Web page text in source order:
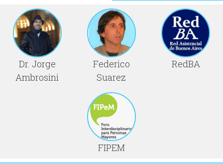
Dr. Jorge
Ambrosini
Federico
Suarez
RedBA
FIPEM